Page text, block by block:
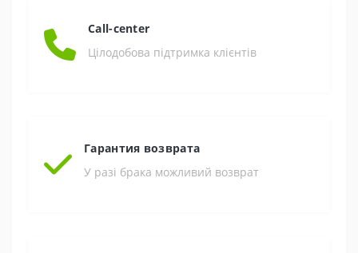
Call-center
Цілодобова підтримка клієнтів
Гарантия возврата
У разі брака можливий возврат